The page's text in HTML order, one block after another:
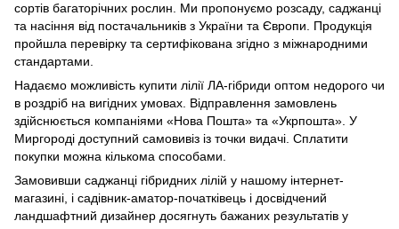
сортів багаторічних рослин. Ми пропонуємо розсаду, саджанці
та насіння від постачальників з України та Європи. Продукція
пройшла перевірку та сертифікована згідно з міжнародними
стандартами.
Надаємо можливість купити лілії ЛА-гібриди оптом недорого чи
в роздріб на вигідних умовах. Відправлення замовлень
здійснюється компаніями «Нова Пошта» та «Укрпошта». У
Миргороді доступний самовивіз із точки видачі. Сплатити
покупки можна кількома способами.
Замовивши саджанці гібридних лілій у нашому інтернет-
магазині, і садівник-аматор-початківець і досвідчений
ландшафтний дизайнер досягнуть бажаних результатів у